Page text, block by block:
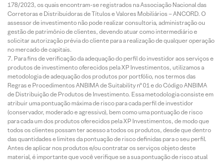
178/2023, os quais encontram-se registrados na Associação Nacional das
Corretoras e Distribuidoras de Títulos e Valores Mobiliários – ANCORD. O
assessor de investimento não pode realizar consultoria, administração ou
gestão de patrimônio de clientes, devendo atuar como intermediário e
solicitar autorização prévia do cliente para a realização de qualquer operação
no mercado de capitais.
Para fins de verificação da adequação do perfil do investidor aos serviços e
produtos de investimento oferecidos pela XP Investimentos, utilizamos a
metodologia de adequação dos produtos por portfólio, nos termos das
Regras e Procedimentos ANBIMA de Suitability nº 01 e do Código ANBIMA
de Distribuição de Produtos de Investimento. Essa metodologia consiste em
atribuir uma pontuação máxima de risco para cada perfil de investidor
(conservador, moderado e agressivo), bem como uma pontuação de risco
para cada um dos produtos oferecidos pela XP Investimentos, de modo que
todos os clientes possam ter acesso a todos os produtos, desde que dentro
das quantidades e limites da pontuação de risco definidas para o seu perfil.
Antes de aplicar nos produtos e/ou contratar os serviços objeto deste
material, é importante que você verifique se a sua pontuação de risco atual